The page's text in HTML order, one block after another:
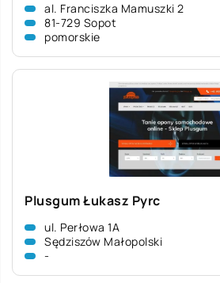
al. Franciszka Mamuszki 2
81-729 Sopot
pomorskie
Plusgum Łukasz Pyrc
ul. Perłowa 1A
Sędziszów Małopolski
-